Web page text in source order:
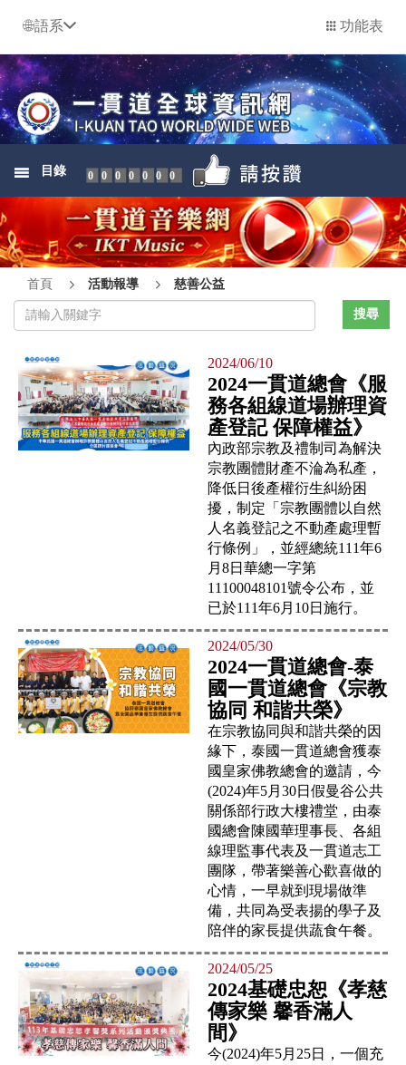
語系 功能表
目錄 0000000
首頁 活動報導 慈善公益
2024/06/10
2024一貫道總會《服
務各組線道場辦理資
產登記 保障權益》
內政部宗教及禮制司為解決
宗教團體財產不淪為私產，
降低日後產權衍生糾紛困
擾，制定「宗教團體以自然
人名義登記之不動產處理暫
行條例」，並經總統111年6
月8日華總一字第
11100048101號令公布，並
已於111年6月10日施行。
2024/05/30
2024一貫道總會-泰
國一貫道總會《宗教
協同 和諧共榮》
在宗教協同與和諧共榮的因
緣下，泰國一貫道總會獲泰
國皇家佛教總會的邀請，今
(2024)年5月30日假曼谷公共
關係部行政大樓禮堂，由泰
國總會陳國華理事長、各組
線理監事代表及一貫道志工
團隊，帶著樂善心歡喜做的
心情，一早就到現場做準
備，共同為受表揚的學子及
陪伴的家長提供蔬食午餐。
2024/05/25
2024基礎忠恕《孝慈
傳家樂 馨香滿人
間》
今(2024)年5月25日，一個充